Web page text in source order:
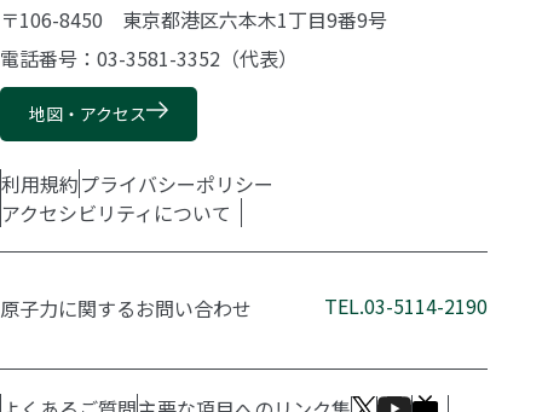
〒106-8450 東京都港区六本木1丁目9番9号
電話番号：03-3581-3352（代表）
地図・アクセス
利用規約プライバシーポリシー
アクセシビリティについて
原子力に関するお問い合わせ TEL.03-5114-2190